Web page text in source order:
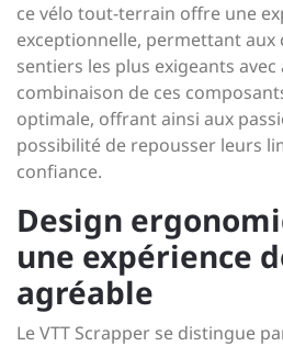
ce vélo tout-terrain offre une
exceptionnelle, permettant aux
sentiers les plus exigeants
combinaison de ces
optimale, offrant ainsi aux
possibilité de repousser leurs
confiance.
Design
une expérience
agréable
Le VTT Scrapper se distingue